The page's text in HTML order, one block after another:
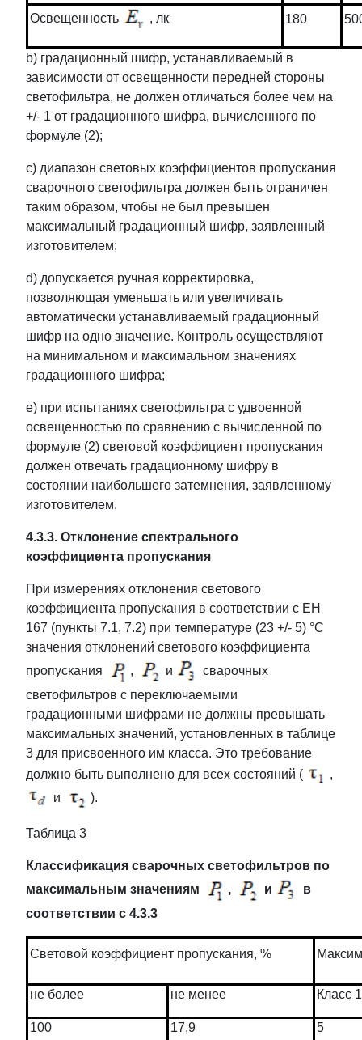
Освещенность , лк 180
b) градационный шифр, устанавливаемый в
зависимости от освещенности передней стороны
светофильтра, не должен отличаться более чем на
+/- 1 от градационного шифра, вычисленного по
формуле (2);
c) диапазон световых коэффициентов пропускания
сварочного светофильтра должен быть ограничен
таким образом, чтобы не был превышен
максимальный градационный шифр, заявленный
изготовителем;
d) допускается ручная корректировка,
позволяющая уменьшать или увеличивать
автоматически устанавливаемый градационный
шифр на одно значение. Контроль осуществляют
на минимальном и максимальном значениях
градационного шифра;
e) при испытаниях светофильтра с удвоенной
освещенностью по сравнению с вычисленной по
формуле (2) световой коэффициент пропускания
должен отвечать градационному шифру в
состоянии наибольшего затемнения, заявленному
изготовителем.
4.3.3. Отклонение спектрального
коэффициента пропускания
При измерениях отклонения светового
коэффициента пропускания в соответствии с ЕН
167 (пункты 7.1, 7.2) при температуре (23 +/- 5) °C
значения отклонений светового коэффициента
пропускания
, и
сварочных
светофильтров с переключаемыми
градационными шифрами не должны превышать
максимальных значений, установленных в таблице
3 для присвоенного им класса. Это требование
должно быть выполнено для всех состояний (
,
и
).
Таблица 3
Классификация сварочных светофильтров по
максимальным значениям
, и
в
соответствии с 4.3.3
Световой коэффициент пропускания, %
не более не менее Класс 1
100 17,9 5